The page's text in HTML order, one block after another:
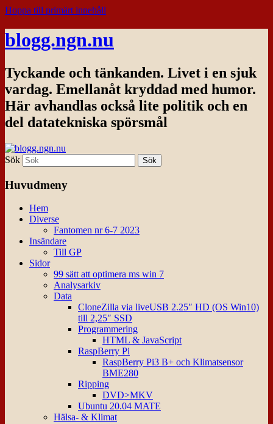
Hoppa till primärt innehåll
blogg.ngn.nu
Tyckande och tänkanden. Livet i en sjuk
vardag. Emellanåt kryddad med humor.
Här avhandlas också lite politik och en
del datatekniska spörsmål
Sök
Huvudmeny
Hem
Diverse
Fantomen nr 6-7 2023
Insändare
Till GP
Sidor
99 sätt att optimera ms win 7
Analysarkiv
Data
CloneZilla via liveUSB 2.25″ HD (OS Win10)
till 2,25″ SSD
Programmering
HTML & JavaScript
RaspBerry Pi
RaspBerry Pi3 B+ och Klimatsensor
BME280
Ripping
DVD>MKV
Ubuntu 20.04 MATE
Hälsa- & Klimat